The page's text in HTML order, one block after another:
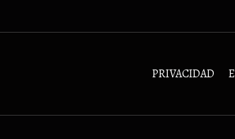
PRIVACIDAD